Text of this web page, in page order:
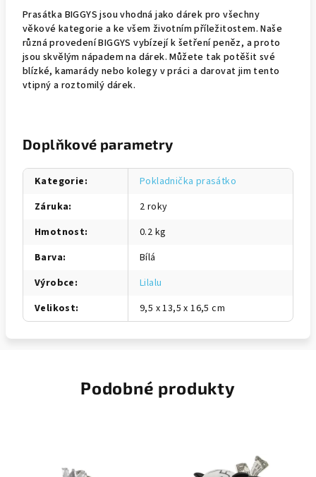
Prasátka BIGGYS jsou vhodná jako dárek pro všechny
věkové kategorie a ke všem životním příležitostem. Naše
různá provedení BIGGYS vybízejí k šetření peněz, a proto
jsou skvělým nápadem na dárek. Můžete tak potěšit své
blízké, kamarády nebo kolegy v práci a darovat jim tento
vtipný a roztomilý dárek.
Doplňkové parametry
Kategorie:
Pokladnička prasátko
Záruka:
2 roky
Hmotnost:
0.2 kg
Barva:
Bílá
Výrobce:
Lilalu
Velikost: 9,5 x 13,5 x 16,5 cm
Podobné produkty